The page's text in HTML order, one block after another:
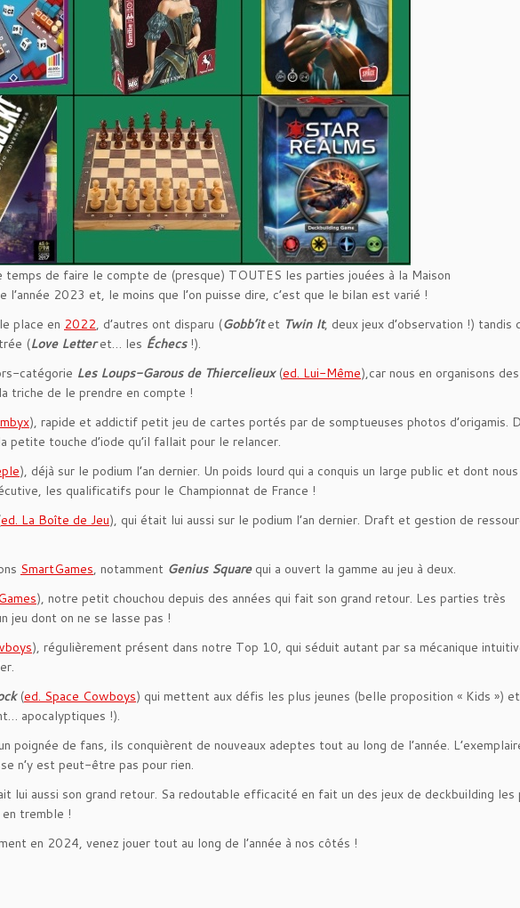
temps de faire le compte de (presque) TOUTES les parties jouées à la Maison
l’année 2023 et, le moins que l’on puisse dire, c’est que le bilan est varié !
place en 2022, d’autres ont disparu (Gobb’itet Twin It, deux jeux d’observation !) tandis
(Love Letteret… les Échecs!).
catégorie Les Loups-Garous de Thiercelieux(ed. Lui-Même),car nous en organisons des
triche de le prendre en compte !
), rapide et addictif petit jeu de cartes portés par de somptueuses photos d’origamis.
petite touche d’iode qu’il fallait pour le relancer.
), déjà sur le podium l’an dernier. Un poids lourd qui a conquis un large public et dont nous
les qualificatifs pour le Championnat de France !
ed. La Boîte de Jeu), qui était lui aussi sur le podium l’an dernier. Draft et gestion de
SmartGames, notamment Genius Squarequi a ouvert la gamme au jeu à deux.
), notre petit chouchou depuis des années qui fait son grand retour. Les parties très
jeu dont on ne se lasse pas !
), régulièrement présent dans notre Top 10, qui séduit autant par sa mécanique
(ed. Space Cowboys) qui mettent aux défis les plus jeunes (belle proposition « Kids »)
apocalyptiques !).
poignée de fans, ils conquièrent de nouveaux adeptes tout au long de l’année.
n’y est peut-être pas pour rien.
lui aussi son grand retour. Sa redoutable efficacité en fait un des jeux de deckbuilding les
en tremble !
en 2024, venez jouer tout au long de l’année à nos côtés !